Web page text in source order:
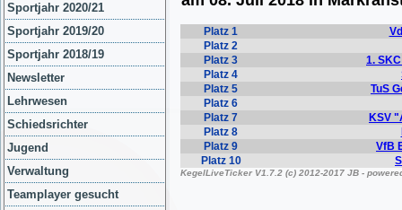
Sportjahr 2020/21
Sportjahr 2019/20
Sportjahr 2018/19
Newsletter
Lehrwesen
Schiedsrichter
Jugend
Verwaltung
Teamplayer gesucht